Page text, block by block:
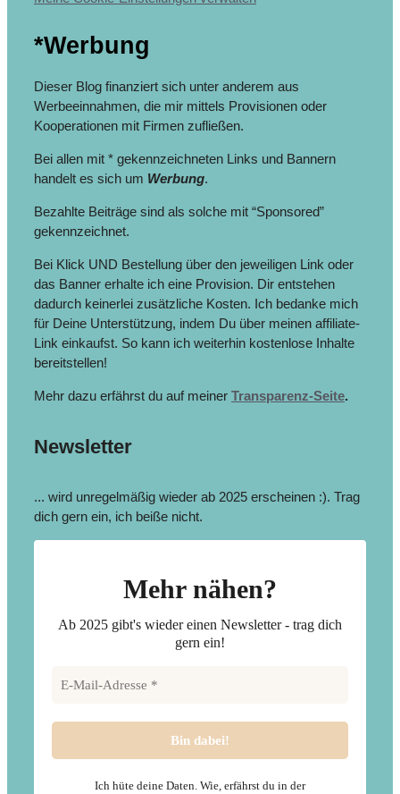
*Werbung
Dieser Blog finanziert sich unter anderem aus
Werbeeinnahmen, die mir mittels Provisionen oder
Kooperationen mit Firmen zufließen.
Bei allen mit * gekennzeichneten Links und Bannern
handelt es sich um Werbung.
Bezahlte Beiträge sind als solche mit “Sponsored”
gekennzeichnet.
Bei Klick UND Bestellung über den jeweiligen Link oder
das Banner erhalte ich eine Provision. Dir entstehen
dadurch keinerlei zusätzliche Kosten. Ich bedanke mich
für Deine Unterstützung, indem Du über meinen affiliate-
Link einkaufst. So kann ich weiterhin kostenlose Inhalte
bereitstellen!
Mehr dazu erfährst du auf meiner Transparenz-Seite.
Newsletter
... wird unregelmäßig wieder ab 2025 erscheinen :). Trag
dich gern ein, ich beiße nicht.
Mehr nähen?
Ab 2025 gibt's wieder einen Newsletter - trag dich
gern ein!
Ich hüte deine Daten. Wie, erfährst du in der